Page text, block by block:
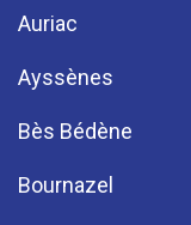
Auriac
Ayssènes
Bès Bédène
Bournazel